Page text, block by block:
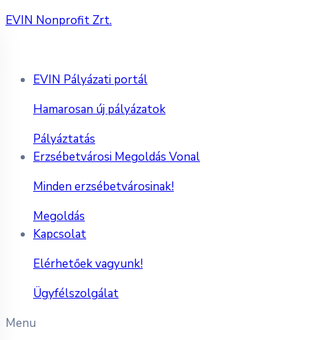
EVIN Nonprofit Zrt.
EVIN Pályázati portál
Hamarosan új pályázatok
Pályáztatás
Erzsébetvárosi Megoldás Vonal
Minden erzsébetvárosinak!
Megoldás
Kapcsolat
Elérhetőek vagyunk!
Ügyfélszolgálat
Menu